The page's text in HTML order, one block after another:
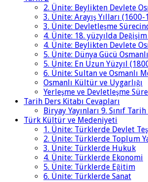
2. Ünite: Beylikten Devlete
3. Ünite: Arayış Yılları (1600-
3. Ünite: Devletleşme
4. Ünite: 18. yüzyılda
4. Ünite: Beylikten Devlete
5. Ünite: Dünya Gücü
5. Ünite: En Uzun Yüzyıl
6. Ünite: Sultan ve Osmanlı
Osmanlı Kültür ve Uygarlığı
Yerleşme ve Devletleşme
Tarih Ders Kitabı Cevapları
Biryay Yayınları 9. Sınıf
Türk Kültür ve Medeniyeti
1. Ünite: Türklerde Devlet
2. Ünite: Türklerde Toplum
3. Ünite: Türklerde Hukuk
4. Ünite: Türklerde Ekonomi
5. Ünite: Türklerde Eğitim
6. Ünite: Türklerde Sanat